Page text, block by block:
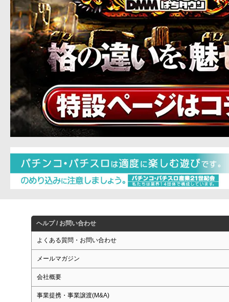
ヘルプ / お問い合わせ
よくある質問・お問い合わせ
メールマガジン
会社概要
事業提携・事業譲渡(M&A)